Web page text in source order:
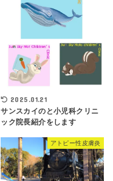
2025.01.21
サンスカイのと小児科クリニ
ック院長紹介をします
アトピー性皮膚炎